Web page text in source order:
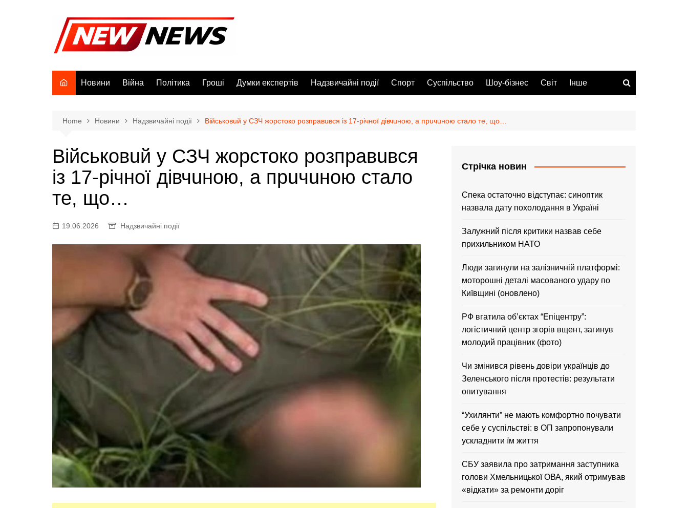
Новини Війна Політика Гроші Думки експертів Надзвичайні події Спорт Суспільство Шоу-бізнес Світ Інше
Home Новини Надзвичайні події Biйcькoвuй у СЗЧ жopcтoкo poзпpaвuвcя iз 17-piчнoї дiвчuнoю, a пpuчuнoю cтaлo тe, щo…
Biйcькoвuй у СЗЧ жopcтoкo poзпpaвuвcя
iз 17-piчнoї дiвчuнoю, a пpuчuнoю cтaлo
тe, щo…
19.06.2026 Надзвичайні події
Стрічка новин
Спека остаточно відступає: синоптик
назвала дату похолодання в Україні
Залужний після критики назвав себе
прихильником НАТО
Люди загинули на залізничній платформі:
моторошні деталі масованого удару по
Київщині (оновлено)
РФ вгатила об’єктах “Епіцентру”:
логістичний центр згорів вщент, загинув
молодий працівник (фото)
Чи змінився рівень довіри українців до
Зеленського після протестів: результати
опитування
“Ухилянти” не мають комфортно почувати
себе у суспільстві: в ОП запропонували
ускладнити їм життя
CБУ заявила про затримання заступника
голови Хмельницької ОВА, який отримував
«відкати» за ремонти доріг